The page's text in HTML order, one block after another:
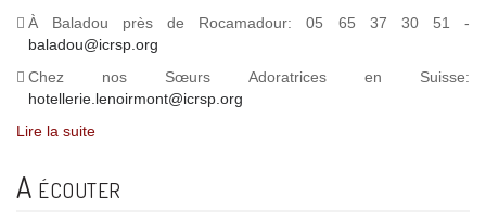
À Baladou près de Rocamadour: 05 65 37 30 51 -
baladou@icrsp.org
Chez nos Sœurs Adoratrices en Suisse:
hotellerie.lenoirmont@icrsp.org
Lire la suite
A écouter